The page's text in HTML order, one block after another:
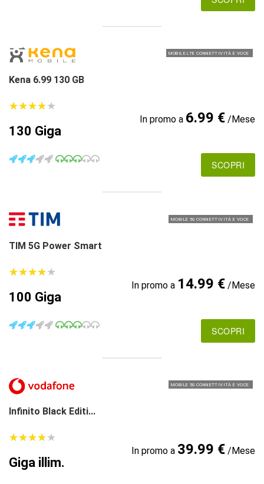
MOBILE LTE CONNETTIVITÀ E VOCE
Kena 6.99 130 GB
★★★★★
★★★★★
130 Giga
In promo a 6.99 €/Mese
SCOPRI
MOBILE 5G CONNETTIVITÀ E VOCE
TIM 5G Power Smart
★★★★★
★★★★★
100 Giga
In promo a 14.99 €/Mese
SCOPRI
MOBILE 5G CONNETTIVITÀ E VOCE
Infinito Black Editi...
★★★★★
★★★★★
Giga illim.
In promo a 39.99 €/Mese